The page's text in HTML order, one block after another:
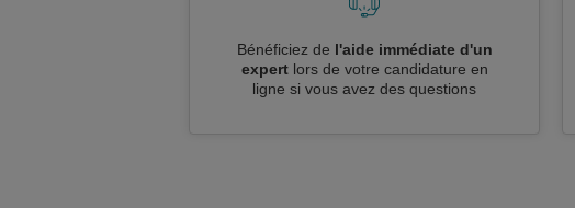
Bénéficiez de l'aide immédiate d'un
expertlors de votre candidature en
ligne si vous avez des questions